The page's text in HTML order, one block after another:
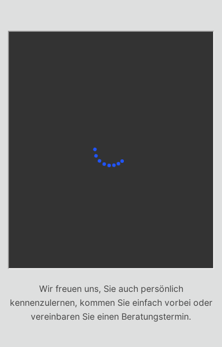
Wir freuen uns, Sie auch persönlich
kennenzulernen, kommen Sie einfach vorbei oder
vereinbaren Sie einen Beratungstermin.